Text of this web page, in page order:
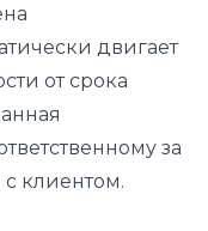
двигает
от срока
за
клиентом.